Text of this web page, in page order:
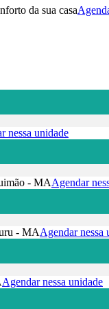
da sua casa
nessa unidade
- MAAgendar
- MAAgendar nessa
Agendar nessa unidade